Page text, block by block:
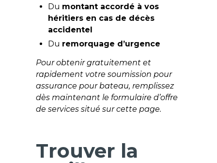
Du montant accordé à vos
héritiers en cas de décès
accidentel
Du remorquage d’urgence
Pour obtenir gratuitement et
rapidement votre soumission pour
assurance pour bateau, remplissez
dès maintenant le formulaire d’offre
de services situé sur cette page.
Trouver la